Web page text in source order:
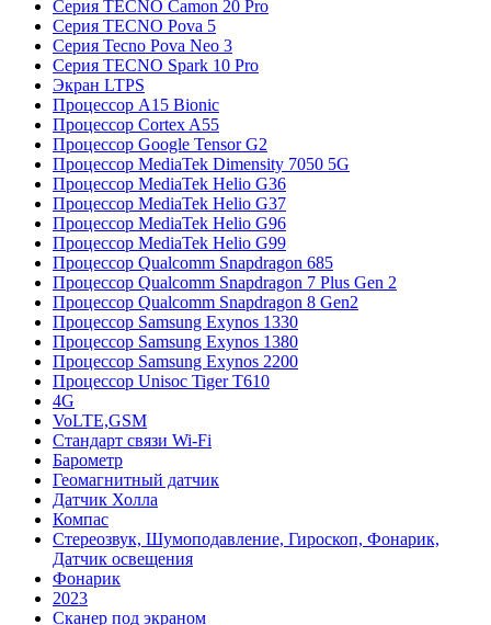
Серия TECNO Camon 20 Pro
Серия TECNO Pova 5
Серия Tecno Pova Neo 3
Серия TECNO Spark 10 Pro
Экран LTPS
Процессор A15 Bionic
Процессор Cortex A55
Процессор Google Tensor G2
Процессор MediaTek Dimensity 7050 5G
Процессор MediaTek Helio G36
Процессор MediaTek Helio G37
Процессор MediaTek Helio G96
Процессор MediaTek Helio G99
Процессор Qualcomm Snapdragon 685
Процессор Qualcomm Snapdragon 7 Plus Gen 2
Процессор Qualcomm Snapdragon 8 Gen2
Процессор Samsung Exynos 1330
Процессор Samsung Exynos 1380
Процессор Samsung Exynos 2200
Процессор Unisoc Tiger T610
4G
VoLTE,GSM
Cтандарт связи Wi-Fi
Барометр
Геомагнитный датчик
Датчик Холла
Компас
Стереозвук, Шумоподавление, Гироскоп, Фонарик,
Датчик освещения
Фонарик
2023
Сканер под экраном